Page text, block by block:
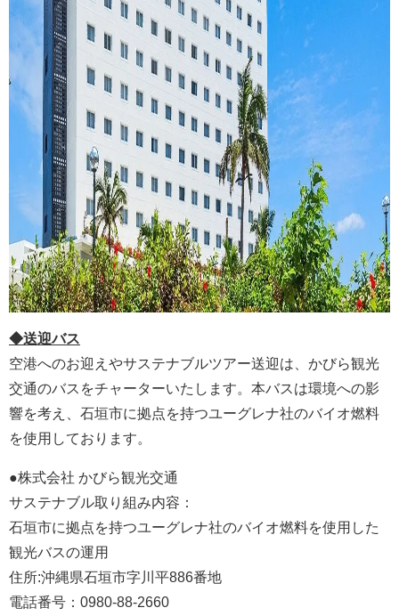
◆送迎バス
空港へのお迎えやサステナブルツアー送迎は、かびら観光
交通のバスをチャーターいたします。本バスは環境への影
響を考え、石垣市に拠点を持つユーグレナ社のバイオ燃料
を使用しております。
●株式会社 かびら観光交通
サステナブル取り組み内容：
石垣市に拠点を持つユーグレナ社のバイオ燃料を使用した
観光バスの運用
住所:沖縄県石垣市字川平886番地
電話番号：0980-88-2660